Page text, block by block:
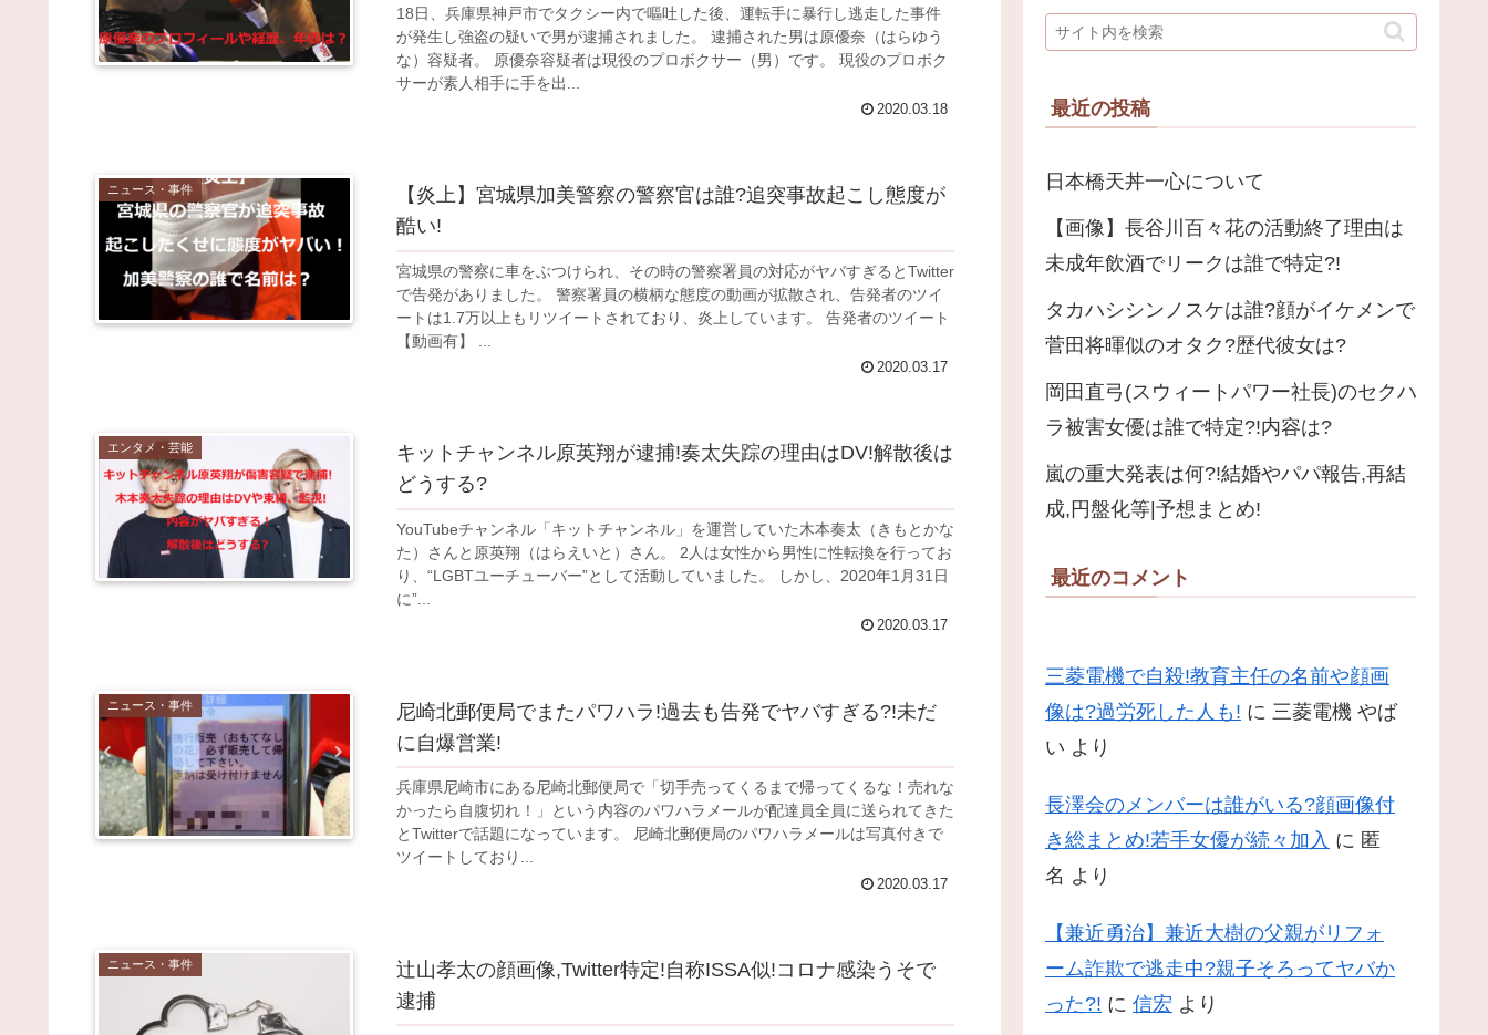
18日、兵庫県神戸市でタクシー内で嘔吐した後、運転手に暴行し逃走した事件
が発生し強盗の疑いで男が逮捕されました。 逮捕された男は原優奈（はらゆう
な）容疑者。 原優奈容疑者は現役のプロボクサー（男）です。 現役のプロボク
サーが素人相手に手を出...
2020.03.18
ニュース・事件
【炎上】宮城県加美警察の警察官は誰?追突事故起こし態度が
酷い!
宮城県の警察に車をぶつけられ、その時の警察署員の対応がヤバすぎるとTwitter
で告発がありました。 警察署員の横柄な態度の動画が拡散され、告発者のツイ
ートは1.7万以上もリツイートされており、炎上しています。 告発者のツイート
【動画有】 ...
2020.03.17
エンタメ・芸能
キットチャンネル原英翔が逮捕!奏太失踪の理由はDV!解散後は
どうする?
YouTubeチャンネル「キットチャンネル」を運営していた木本奏太（きもとかな
た）さんと原英翔（はらえいと）さん。 2人は女性から男性に性転換を行ってお
り、“LGBTユーチューバー”として活動していました。 しかし、2020年1月31日
に”...
2020.03.17
ニュース・事件
尼崎北郵便局でまたパワハラ!過去も告発でヤバすぎる?!未だ
に自爆営業!
兵庫県尼崎市にある尼崎北郵便局で「切手売ってくるまで帰ってくるな！売れな
かったら自腹切れ！」という内容のパワハラメールが配達員全員に送られてきた
とTwitterで話題になっています。 尼崎北郵便局のパワハラメールは写真付きで
ツイートしており...
2020.03.17
ニュース・事件
辻山孝太の顔画像,Twitter特定!自称ISSA似!コロナ感染うそで
逮捕
最近の投稿
日本橋天丼一心について
【画像】長谷川百々花の活動終了理由は
未成年飲酒でリークは誰で特定?!
タカハシシンノスケは誰?顔がイケメンで
菅田将暉似のオタク?歴代彼女は?
岡田直弓(スウィートパワー社長)のセクハ
ラ被害女優は誰で特定?!内容は?
嵐の重大発表は何?!結婚やパパ報告,再結
成,円盤化等|予想まとめ!
最近のコメント
三菱電機で自殺!教育主任の名前や顔画
像は?過労死した人も! に 三菱電機 やば
い より
長澤会のメンバーは誰がいる?顔画像付
き総まとめ!若手女優が続々加入 に 匿
名 より
【兼近勇治】兼近大樹の父親がリフォ
ーム詐欺で逃走中?親子そろってヤバか
った?! に 信宏 より